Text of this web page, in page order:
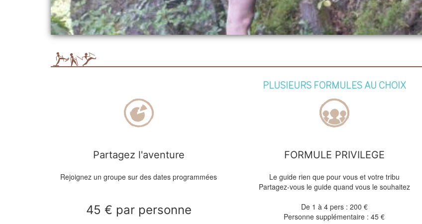
PLUSIEURS FORMULES AU CHOIX
Partagez l'aventure
Rejoignez un groupe sur des dates programmées
45 € par personne
FORMULE PRIVILEGE
Le guide rien que pour vous et votre tribu
Partagez-vous le guide quand vous le souhaitez
De 1 à 4 pers : 200 €
Personne supplémentaire : 45 €